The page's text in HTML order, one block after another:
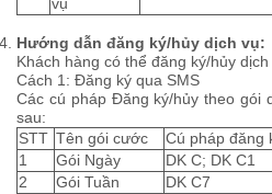
vụ
Hướng dẫn đăng ký/hủy dịch vụ:
Khách hàng có thể đăng ký/hủy
Cách 1: Đăng ký qua SMS
Các cú pháp Đăng ký/hủy theo gói
sau:
STT Tên gói cước Cú pháp đăng
1
Gói Ngày DK C; DK C1
2 Gói Tuần DK C7